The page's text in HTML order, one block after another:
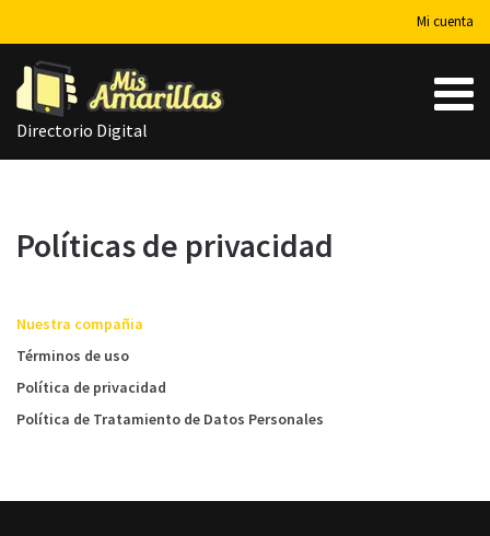
Mi cuenta
Directorio Digital
Políticas de privacidad
Nuestra compañia
Términos de uso
Política de privacidad
Política de Tratamiento de Datos Personales